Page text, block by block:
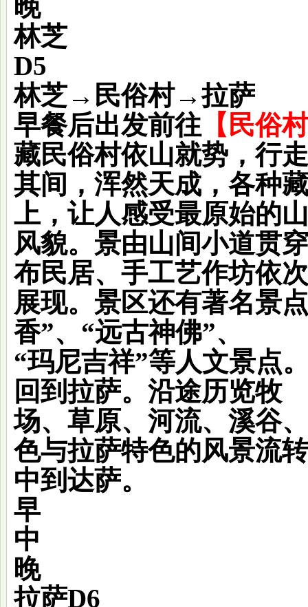
晚
林芝
D5
林芝→民俗村→拉萨
早餐后出发前往 【民俗
藏民俗村依山就势，行走
其间，浑然天成，各种
上，让人感受最原始的
风貌。景由山间小道贯
布民居、手工艺作坊依次
展现。景区还有著名景
香”、“远古神佛”、
“玛尼吉祥”等人文景点
回到拉萨。沿途历览牧
场、草原、河流、溪谷
色与拉萨特色的风景流转
中到达萨。
早
中
晚
拉萨D6